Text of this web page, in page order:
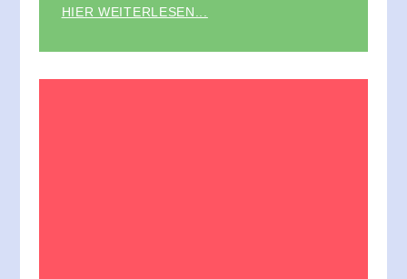
HIER WEITERLESEN...